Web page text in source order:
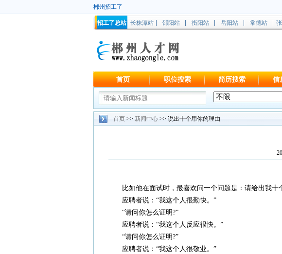
郴州招工了
招工了总站 长株潭站 邵阳站 衡阳站 岳阳站 常德站
首页 职位搜索 简历搜索 信
首页 >> 新闻中心 >> 说出十个用你的理由
比如他在面试时，最喜欢问一个问题是：请给出我十
应聘者说：“我这个人很勤快。”
“请问你怎么证明?”
应聘者说：“我这个人反应很快。”
“请问你怎么证明?”
应聘者说：“我这个人很敬业。”